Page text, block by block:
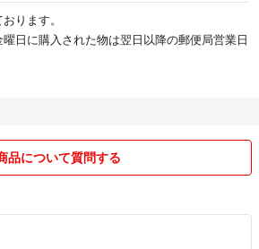
ります。
日に購入された物は翌日以降の郵便局営業日
品について質問する